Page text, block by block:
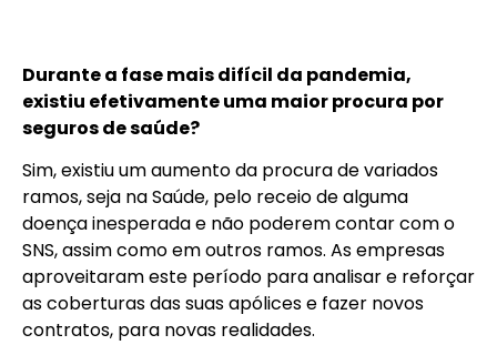
Durante a fase mais difícil da pandemia,
existiu efetivamente uma maior procura por
seguros de saúde?
Sim, existiu um aumento da procura de variados
ramos, seja na Saúde, pelo receio de alguma
doença inesperada e não poderem contar com o
SNS, assim como em outros ramos. As empresas
aproveitaram este período para analisar e reforçar
as coberturas das suas apólices e fazer novos
contratos, para novas realidades.